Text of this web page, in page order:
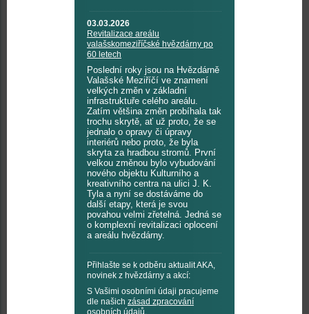
03.03.2026
Revitalizace areálu
valašskomeziříčské hvězdárny po
60 letech
Poslední roky jsou na Hvězdárně
Valašské Meziříčí ve znamení
velkých změn v základní
infrastruktuře celého areálu.
Zatím většina změn probíhala tak
trochu skrytě, ať už proto, že se
jednalo o opravy či úpravy
interiérů nebo proto, že byla
skryta za hradbou stromů. První
velkou změnou bylo vybudování
nového objektu Kulturního a
kreativního centra na ulici J. K.
Tyla a nyní se dostáváme do
další etapy, která je svou
povahou velmi zřetelná. Jedná se
o komplexní revitalizaci oplocení
a areálu hvězdárny.
Přihlašte se k odběru aktualit AKA,
novinek z hvězdárny a akcí:
S Vašimi osobními údaji pracujeme
dle našich zásad zpracování
osobních údajů.